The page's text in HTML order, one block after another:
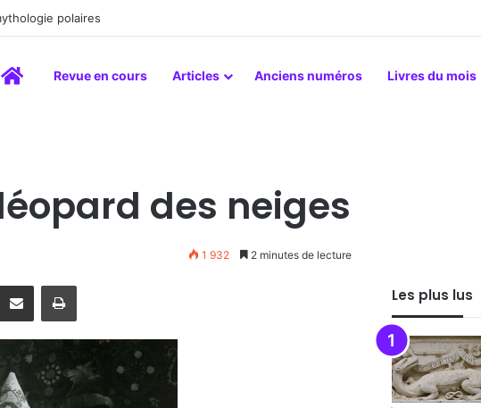
comme un art du lien
AccueilRevue en cours Articles Anciens numéros Livres du mois
des neiges
1 932 2 minutes de lecture
Partager par email Imprimer
Les plus lus